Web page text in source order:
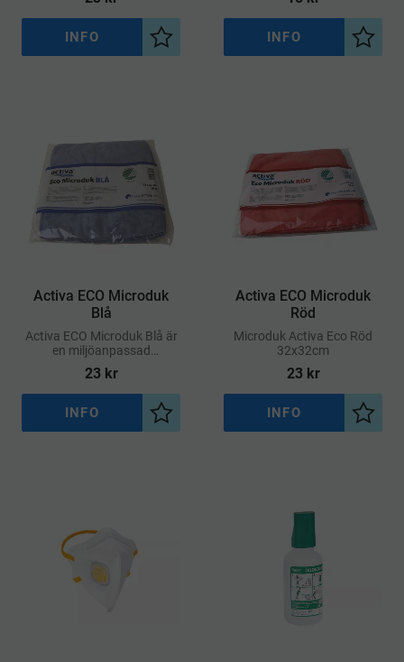
Lägg till i önskelista
INFO
Lägg
INFO
Activa ECO Microduk
Blå
Activa ECO Microduk Blå är
en miljöanpassad
mikrofiberduk av hög
kvalitet som kan användas
på alla hårda ytor, både torr
och fuktig
23kr
Lägg till i önskelista
INFO
Activa ECO Microduk
Röd
Microduk Activa Eco Röd
32x32cm
23kr
Lägg
INFO